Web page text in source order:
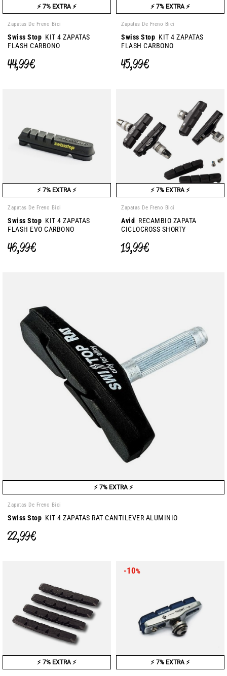
⚡ 7% EXTRA ⚡
Zapatas De Freno Bici
Swiss Stop KIT 4 ZAPATAS
FLASH CARBONO
44,99 €
⚡ 7% EXTRA ⚡
Zapatas De Freno Bici
Swiss Stop KIT 4 ZAPATAS
FLASH CARBONO
45,99 €
⚡ 7% EXTRA ⚡
Zapatas De Freno Bici
Swiss Stop KIT 4 ZAPATAS
FLASH EVO CARBONO
46,99 €
⚡ 7% EXTRA ⚡
Zapatas De Freno Bici
Avid
RECAMBIO ZAPATA
CICLOCROSS SHORTY
19,99 €
⚡ 7% EXTRA ⚡
Zapatas De Freno Bici
Swiss Stop KIT 4 ZAPATAS RAT CANTILEVER ALUMINIO
22,99 €
⚡ 7% EXTRA ⚡
-10%
⚡ 7% EXTRA ⚡